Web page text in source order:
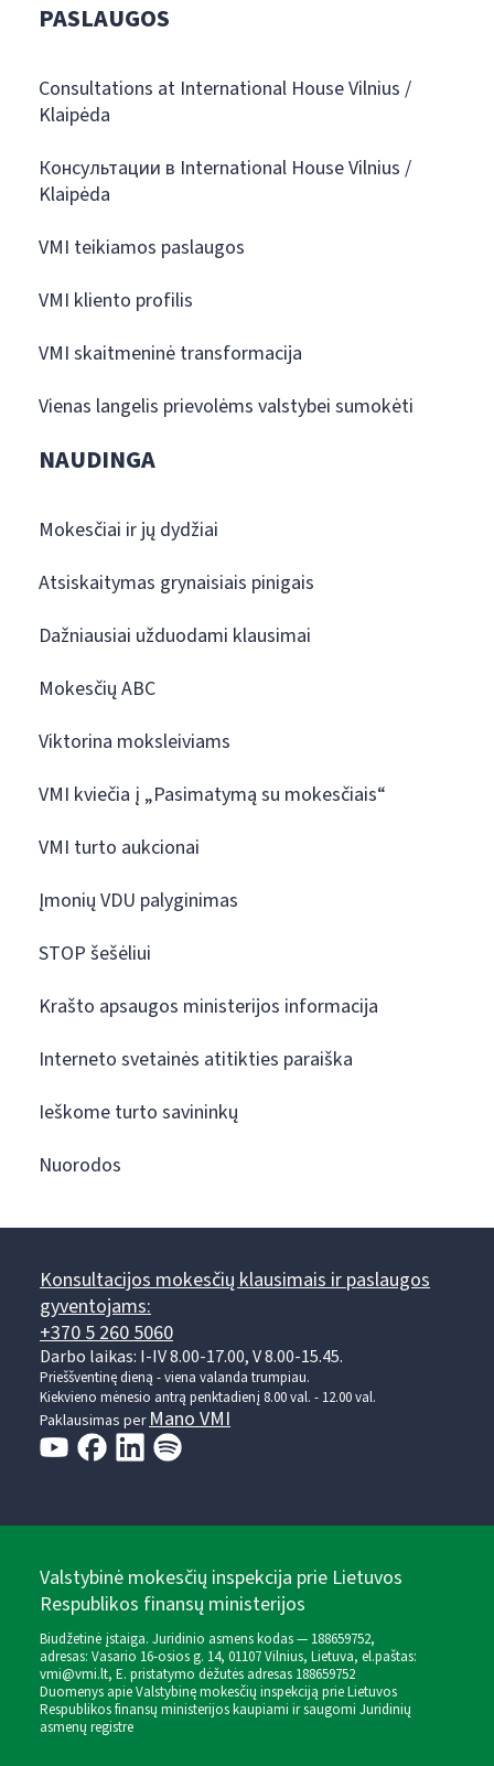
PASLAUGOS
Consultations at International House Vilnius /
Klaipėda
Консультации в International House Vilnius /
Klaipėda
VMI teikiamos paslaugos
VMI kliento profilis
VMI skaitmeninė transformacija
Vienas langelis prievolėms valstybei sumokėti
NAUDINGA
Mokesčiai ir jų dydžiai
Atsiskaitymas grynaisiais pinigais
Dažniausiai užduodami klausimai
Mokesčių ABC
Viktorina moksleiviams
VMI kviečia į „Pasimatymą su mokesčiais“
VMI turto aukcionai
Įmonių VDU palyginimas
STOP šešėliui
Krašto apsaugos ministerijos informacija
Interneto svetainės atitikties paraiška
Ieškome turto savininkų
Nuorodos
Konsultacijos mokesčių klausimais ir paslaugos
gyventojams:
+370 5 260 5060
Darbo laikas: I-IV 8.00-17.00, V 8.00-15.45.
Prieššventinę dieną - viena valanda trumpiau.
Kiekvieno mėnesio antrą penktadienį 8.00 val. - 12.00 val.
Paklausimas perMano VMI
Valstybinė mokesčių inspekcija prie Lietuvos
Respublikos finansų ministerijos
Biudžetinė įstaiga. Juridinio asmens kodas — 188659752,
adresas: Vasario 16-osios g. 14, 01107 Vilnius, Lietuva, el.paštas:
vmi@vmi.lt, E. pristatymo dėžutės adresas 188659752
Duomenys apie Valstybinę mokesčių inspekciją prie Lietuvos
Respublikos finansų ministerijos kaupiami ir saugomi Juridinių
asmenų registre